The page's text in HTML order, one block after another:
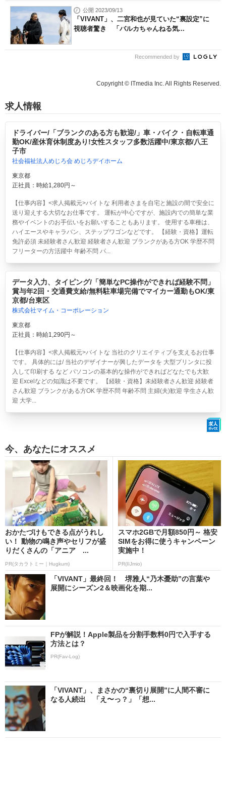
公開 2023/09/13
「VIVANT」、二宮和也が見ていた“裏設定”に
視聴者驚き 「バルカちゃんねる気...
Recommended by
Copyright © ITmedia Inc. All Rights Reserved.
求人情報
ドライバー/「ブランクのある方も歓迎/」車・バイク・自転車通
勤OK/産休育休制度あり!女性スタッフ多数活躍中/東京都/八王
子市
社会福祉法人めじろ会 めじろデイホーム
東京都
正社員：時給1,280円～
【仕事内容】<求人掲載元>バイトな 利用者さまを自宅と施設の間で安全に
送り迎えする大切なお仕事です。 運転が中心ですが、施設内での簡単な業
務やイベントのお手伝いをお願いすることもあります。 使用する車種は、
ハイエースやキャラバン、ステップワゴンなどです。 【経験・資格】運転
免許必須 未経験者さん歓迎 経験者さん歓迎 ブランクがある方OK 学歴不問
フリーターの方活躍中 年齢不問 パ...
データ入力、タイピング/「簡単なPC操作ができれば経験不問」
賞与年2回・交通費支給/無料駐車場完備でマイカー通勤もOK/東
京都/台東区
株式会社マイム・コーポレーション
東京都
正社員：時給1,290円～
【仕事内容】<求人掲載元>バイトな 当社のクリエイティブを支えるお仕事
です。 具体的には/ 当社のデザイナーが興したデータを 大型プリンタに投
入して印刷する など パソコンの基本的な操作ができればどなたでも大歓
迎 Excelなどの知識は不要です。 【経験・資格】未経験者さん歓迎 経験者
さん歓迎 ブランクがある方OK 学歴不問 年齢不問 主婦(夫)歓迎 学生さん歓
迎 大学...
今、あなたにオススメ
おかたづけもできる点がうれし
い！ 動物の鳴き声やセリフが盛
りだくさんの「アニア ...
PR(タカラトミー｜Hugkum)
スマホ2GBで月額850円～ 格安
SIMをお得に使うキャンペーン
実施中！
PR(IIJmio)
「VIVANT」最終回！ 堺雅人“乃木憂助”の言葉や
展開にシーズン2＆映画化を期...
FPが解説！Apple製品を分割手数料0円で入手する
方法とは？
PR(Fav-Log)
「VIVANT」、まさかの“裏切り展開”に人間不審に
なる人続出 「え〜っ？」「想...